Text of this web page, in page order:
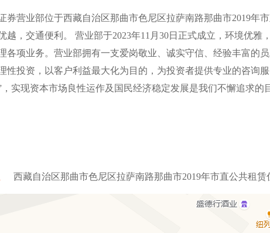
券营业部位于西藏自治区那曲市色尼区拉萨南路那曲市2019年
越，交通便利。 营业部于2023年11月30日正式成立，环境优雅
各项业务。营业部拥有一支爱岗敬业、诚实守信、经验丰富的
性投资，以客户利益最大化为目的，为投资者提供专业的咨询
实现资本市场良性运作及国民经济稳定发展是我们不懈追求的
西藏自治区那曲市色尼区拉萨南路那曲市2019年市直公共租赁